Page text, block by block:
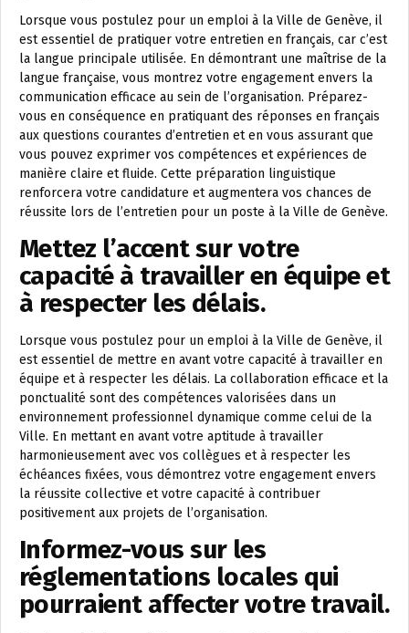
Lorsque vous postulez pour un emploi à la Ville de Genève, il
est essentiel de pratiquer votre entretien en français, car c’est
la langue principale utilisée. En démontrant une maîtrise de la
langue française, vous montrez votre engagement envers la
communication efficace au sein de l’organisation. Préparez-
vous en conséquence en pratiquant des réponses en français
aux questions courantes d’entretien et en vous assurant que
vous pouvez exprimer vos compétences et expériences de
manière claire et fluide. Cette préparation linguistique
renforcera votre candidature et augmentera vos chances de
réussite lors de l’entretien pour un poste à la Ville de Genève.
Mettez l’accent sur votre
capacité à travailler en équipe et
à respecter les délais.
Lorsque vous postulez pour un emploi à la Ville de Genève, il
est essentiel de mettre en avant votre capacité à travailler en
équipe et à respecter les délais. La collaboration efficace et la
ponctualité sont des compétences valorisées dans un
environnement professionnel dynamique comme celui de la
Ville. En mettant en avant votre aptitude à travailler
harmonieusement avec vos collègues et à respecter les
échéances fixées, vous démontrez votre engagement envers
la réussite collective et votre capacité à contribuer
positivement aux projets de l’organisation.
Informez-vous sur les
réglementations locales qui
pourraient affecter votre travail.